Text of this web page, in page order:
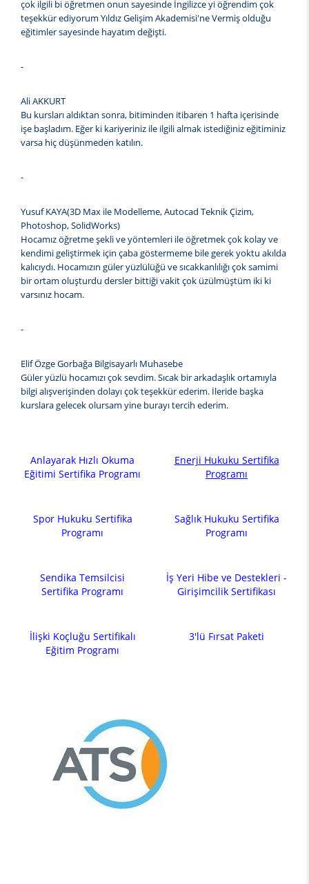
çok ilgili bi öğretmen onun sayesinde İngilizce yi öğrendim çok
teşekkür ediyorum Yıldız Gelişim Akademisi'ne Vermiş olduğu
eğitimler sayesinde hayatım değişti.
-
Ali AKKURT
Bu kursları aldıktan sonra, bitiminden itibaren 1 hafta içerisinde
işe başladım. Eğer ki kariyeriniz ile ilgili almak istediğiniz eğitiminiz
varsa hiç düşünmeden katılın.
-
Yusuf KAYA(3D Max ile Modelleme, Autocad Teknik Çizim,
Photoshop, SolidWorks)
Hocamız öğretme şekli ve yöntemleri ile öğretmek çok kolay ve
kendimi geliştirmek için çaba göstermeme bile gerek yoktu akılda
kalıcıydı. Hocamızın güler yüzlülüğü ve sıcakkanlılığı çok samimi
bir ortam oluşturdu dersler bittiği vakit çok üzülmüştüm iki ki
varsınız hocam.
-
Elif Özge Gorbağa Bilgisayarlı Muhasebe
Güler yüzlü hocamızı çok sevdim. Sıcak bir arkadaşlık ortamıyla
bilgi alışverişinden dolayı çok teşekkür ederim. İleride başka
kurslara gelecek olursam yine burayı tercih ederim.
Anlayarak Hızlı Okuma
Eğitimi Sertifika Programı
Enerji Hukuku Sertifika
Programı
Spor Hukuku Sertifika
Programı
Sağlık Hukuku Sertifika
Programı
Sendika Temsilcisi
Sertifika Programı
İş Yeri Hibe ve Destekleri -
Girişimcilik Sertifikası
İlişki Koçluğu Sertifikalı
Eğitim Programı
3'lü Fırsat Paketi